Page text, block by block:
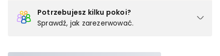
Potrzebujesz kilku pokoi?
Sprawdź, jak zarezerwować.